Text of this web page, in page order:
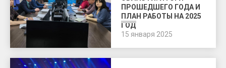
ПРОШЕДШЕГО ГОДА И
ПЛАН РАБОТЫ НА 2025
ГОД
15 января 2025